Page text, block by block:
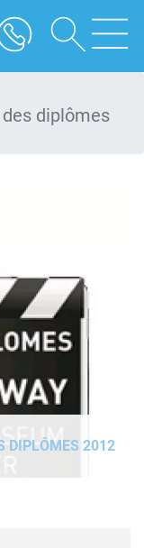
diplômes
DIPLÔMES 2012